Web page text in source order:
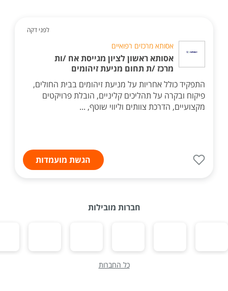
לפני דקה
אסותא מרכזים רפואיים
אסותא ראשון לציון מגייסת אח /ות
מרכז /ת תחום מניעת זיהומים
התפקיד כולל אחריות על מניעת זיהומים בבית החולים,
פיקוח ובקרה על תהליכים קליניים, הובלת פרויקטים
מקצועיים, הדרכת צוותים וליווי שוטף, ...
הגשת מועמדות
חברות מובילות
כל החברות